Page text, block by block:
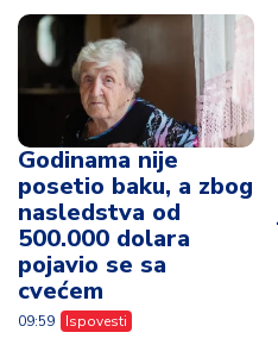
Godinama nije
posetio baku, a zbog
nasledstva od
500.000 dolara
pojavio se sa
cvećem
09:59 Ispovesti